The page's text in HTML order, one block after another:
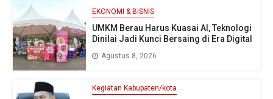
EKONOMI & BISNIS
UMKM Berau Harus Kuasai AI, Teknologi
Dinilai Jadi Kunci Bersaing di Era Digital
Agustus 8, 2026
Kegiatan Kabupaten/kota